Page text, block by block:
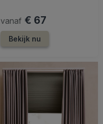
vanaf € 67
Bekijk nu